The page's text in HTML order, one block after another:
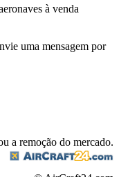
à venda
uma mensagem por
a remoção do mercado.